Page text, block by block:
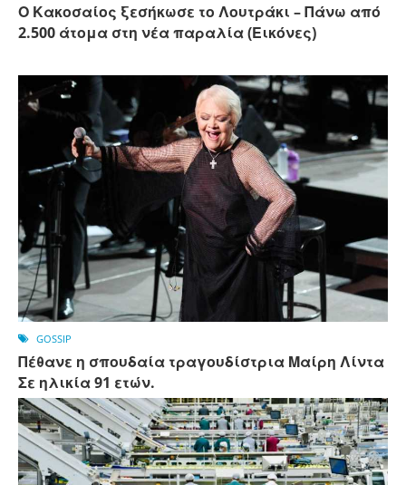
Ο Κακοσαίος ξεσήκωσε το Λουτράκι – Πάνω από
2.500 άτομα στη νέα παραλία (Εικόνες)
GOSSIP
Πέθανε η σπουδαία τραγουδίστρια Μαίρη Λίντα
Σε ηλικία 91 ετών.